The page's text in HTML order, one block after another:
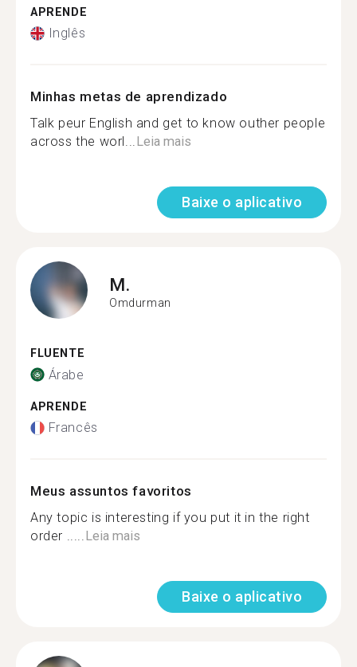
APRENDE
Inglês
Minhas metas de aprendizado
Talk peur English and get to know outher people
across the worl...Leia mais
Baixe o aplicativo
M.
Omdurman
FLUENTE
Árabe
APRENDE
Francês
Meus assuntos favoritos
Any topic is interesting if you put it in the right
order .....Leia mais
Baixe o aplicativo